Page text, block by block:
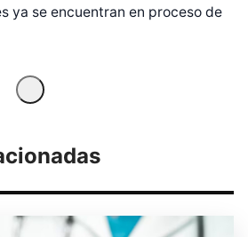
ya se encuentran en proceso de